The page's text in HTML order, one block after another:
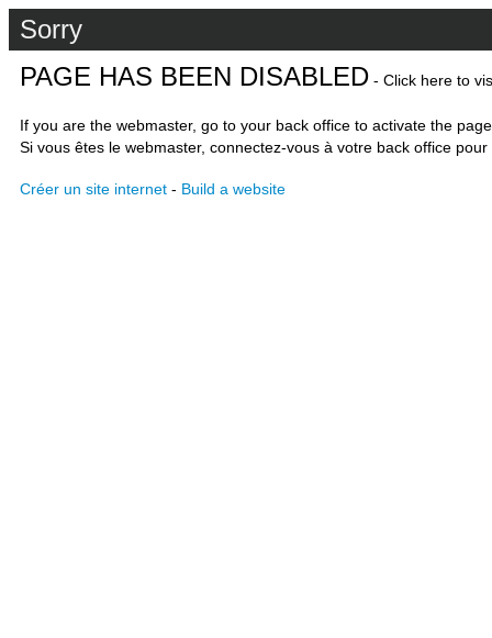
Sorry
PAGE HAS BEEN DISABLED - Click here to
If you are the webmaster, go to your back office to activate the
Si vous êtes le webmaster, connectez-vous à votre back office
Créer un site internet - Build a website